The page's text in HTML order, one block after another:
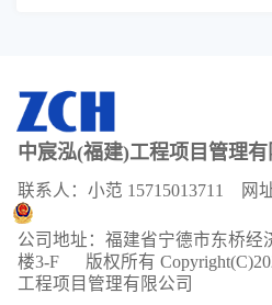
中宸泓(福建)工程项目管理有
联系人：小范 15715013711 网
公司地址：福建省宁德市东桥经
楼3-F 版权所有
工程项目管理有限公司